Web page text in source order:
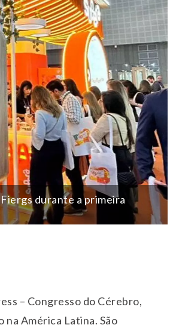
durante a primeira
– Congresso do Cérebro,
na América Latina. São